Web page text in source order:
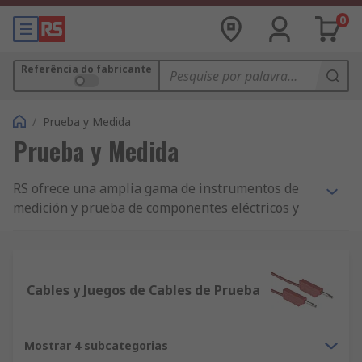
0
Referência do fabricante
/ Prueba y Medida
Prueba y Medida
RS ofrece una amplia gama de instrumentos de
medición y prueba de componentes eléctricos y
revelará lo siguiente:
Riesgos potenciales de descarga eléctrica e
Cables y Juegos de Cables de Prueba
Mostrar 4 subcategorias